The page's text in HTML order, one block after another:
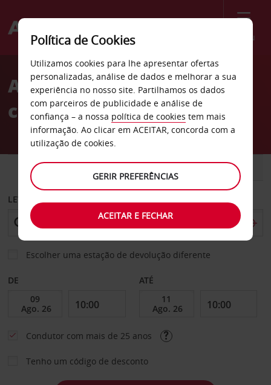
Menu
Welcome
AvisAluguer de
carros Flekkefjord
CARRO COMERCIAIS
LEVANTAR EM
Escolher uma estação de devolução diferente
DE ATÉ
Condutor com mais de 25 anos
Tenho um código de desconto
Política de Cookies
Utilizamos cookies para lhe apresentar ofertas
personalizadas, análise de dados e melhorar a sua
experiência no nosso site. Partilhamos os dados
com parceiros de publicidade e análise de
confiança – a nossa política de cookies tem mais
informação. Ao clicar em ACEITAR, concorda com a
utilização de cookies.
GERIR PREFERÊNCIAS
ACEITAR E FECHAR